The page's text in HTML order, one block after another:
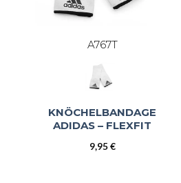
A767T
KNÖCHELBANDAGE
ADIDAS – FLEXFIT
9,95€